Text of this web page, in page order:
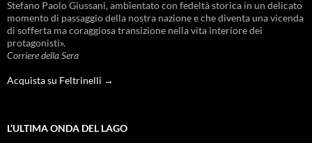
Stefano Paolo Giussani, ambientato con fedeltà storica in un delicato
momento di passaggio della nostra nazione e che diventa una vicenda
di sofferta ma coraggiosa transizione nella vita interiore dei
protagonisti».
Corriere della Sera
Acquista su Feltrinelli →
L’ULTIMA ONDA DEL LAGO